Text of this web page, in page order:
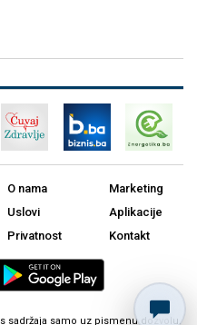
O nama
Uslovi
Privatnost
Marketing
Aplikacije
Kontakt
sadržaja samo uz pismenu dozvolu.